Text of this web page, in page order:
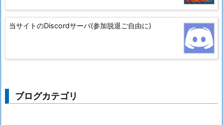
当サイトのDiscordサーバ(参加脱退ご自由に)
ブログカテゴリ